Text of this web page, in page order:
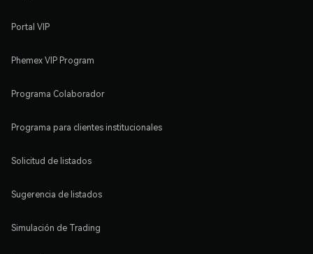
Portal VIP
Phemex VIP Program
Programa Colaborador
Programa para clientes institucionales
Solicitud de listados
Sugerencia de listados
Simulación de Trading